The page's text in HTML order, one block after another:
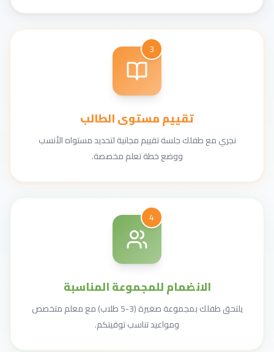
3
تقييم مستوى الطالب
نجري مع طفلك جلسة تقييم مجانية لتحديد مستواه الأنسب
ووضع خطة تعلم مخصصة.
4
الانضمام للمجموعة المناسبة
يلتحق طفلك بمجموعة صغيرة (3-5 طلاب) مع معلم متخصص
ومواعيد تناسب توقيتكم.